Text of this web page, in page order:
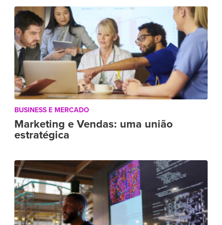
BUSINESS E MERCADO
Marketing e Vendas: uma união
estratégica